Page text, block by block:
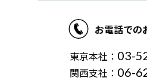
お電話での
東京本社： 03-
関西支社： 06-